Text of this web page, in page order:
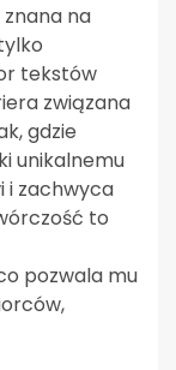
na
tekstów
związana
gdzie
unikalnemu
i zachwyca
to
pozwala mu